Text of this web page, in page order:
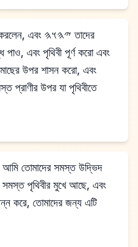
এবং পৃথিবী পূর্ণ করো এবং
উপর শাসন করো, এবং
প্রাণীর উপর যা পৃথিবীতে
সমস্ত পৃথিবীর মুখে আছে, এবং
করে, তোমাদের জন্য এটি